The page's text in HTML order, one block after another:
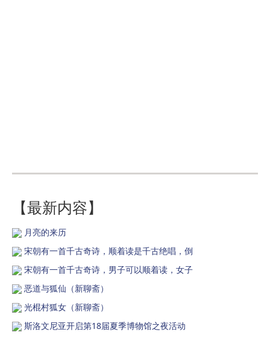
【最新内容】
月亮的来历
宋朝有一首千古奇诗，顺着读是千古绝唱，倒
宋朝有一首千古奇诗，男子可以顺着读，女子
恶道与狐仙（新聊斋）
光棍村狐女（新聊斋）
斯洛文尼亚开启第18届夏季博物馆之夜活动